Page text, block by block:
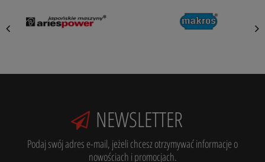
NEWSLETTER
Podaj swój adres e-mail, jeżeli chcesz otrzymywać informacje o
nowościach i promocjach.